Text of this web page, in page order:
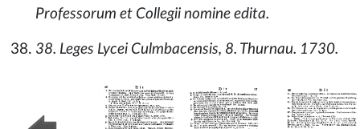
Professorum et Collegii nomine edita.
38. Leges Lycei Culmbacensis, 8. Thurnau. 1730.